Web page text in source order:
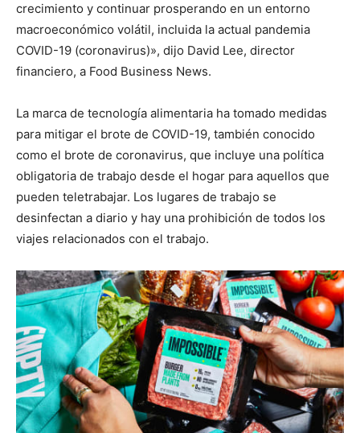
crecimiento y continuar prosperando en un entorno
macroeconómico volátil, incluida la actual pandemia
COVID-19 (coronavirus)», dijo David Lee, director
financiero, a Food Business News.
La marca de tecnología alimentaria ha tomado medidas
para mitigar el brote de COVID-19, también conocido
como el brote de coronavirus, que incluye una política
obligatoria de trabajo desde el hogar para aquellos que
pueden teletrabajar. Los lugares de trabajo se
desinfectan a diario y hay una prohibición de todos los
viajes relacionados con el trabajo.